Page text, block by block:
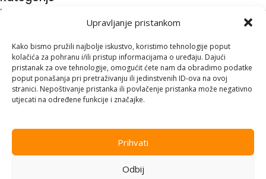
Upravljanje pristankom
Kako bismo pružili najbolje iskustvo, koristimo tehnologije poput
kolačića za pohranu i/ili pristup informacijama o uređaju. Dajući
pristanak za ove tehnologije, omogućit ćete nam da obradimo podatke
poput ponašanja pri pretraživanju ili jedinstvenih ID-ova na ovoj
stranici. Nepoštivanje pristanka ili povlačenje pristanka može negativno
utjecati na određene funkcije i značajke.
Prihvati
Odbij
Kupovina i podrška
Kontakt informacije
Branilaca Bosne, 75 300 Lukavac
+387 35 555 999
info@pconer.ba